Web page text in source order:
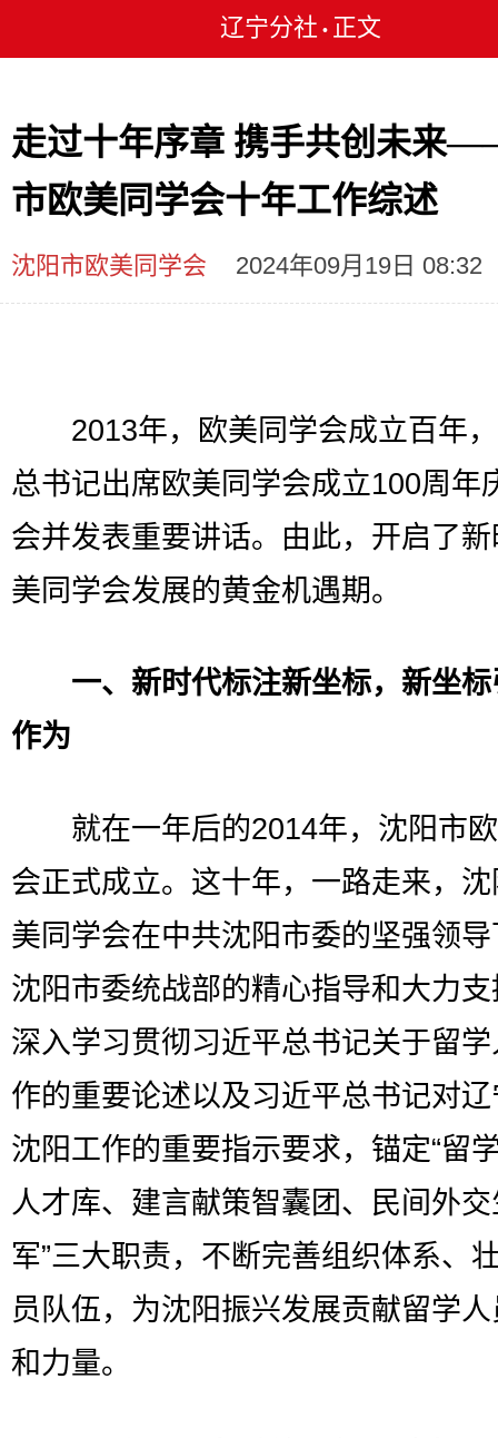
辽宁分社 • 正文
走过十年序章 携手共创未来
市欧美同学会十年工作综述
沈阳市欧美同学会 2024年09月19日 08:32
2013年，欧美同学会成立百年
总书记出席欧美同学会成立100周年
会并发表重要讲话。由此，开启了
美同学会发展的黄金机遇期。
一、新时代标注新坐标，新坐
作为
就在一年后的2014年，沈阳市
会正式成立。这十年，一路走来，
美同学会在中共沈阳市委的坚强领
沈阳市委统战部的精心指导和大力
深入学习贯彻习近平总书记关于留
作的重要论述以及习近平总书记对
沈阳工作的重要指示要求，锚定“留
人才库、建言献策智囊团、民间外
军”三大职责，不断完善组织体系、
员队伍，为沈阳振兴发展贡献留学
和力量。